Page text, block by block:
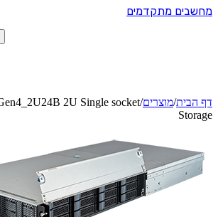
מחשבים מתקדמים
דף הבית/מוצרים/
2U Single socket
Storage